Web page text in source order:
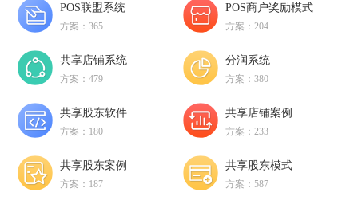
POS联盟系统
方案：365
POS商户奖励模式
方案：204
共享店铺系统
方案：479
分润系统
方案：380
共享股东软件
方案：180
共享店铺案例
方案：233
共享股东案例
方案：187
共享股东模式
方案：587